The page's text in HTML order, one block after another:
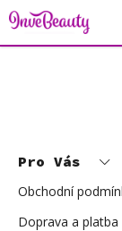
Přejít
na
obsah
Pro Vás
Obchodní
Doprava a platba